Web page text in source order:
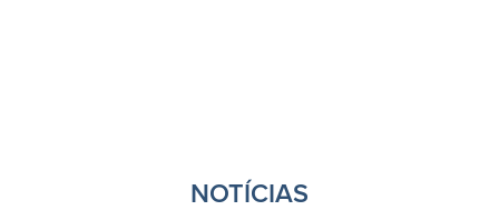
NOTÍCIAS